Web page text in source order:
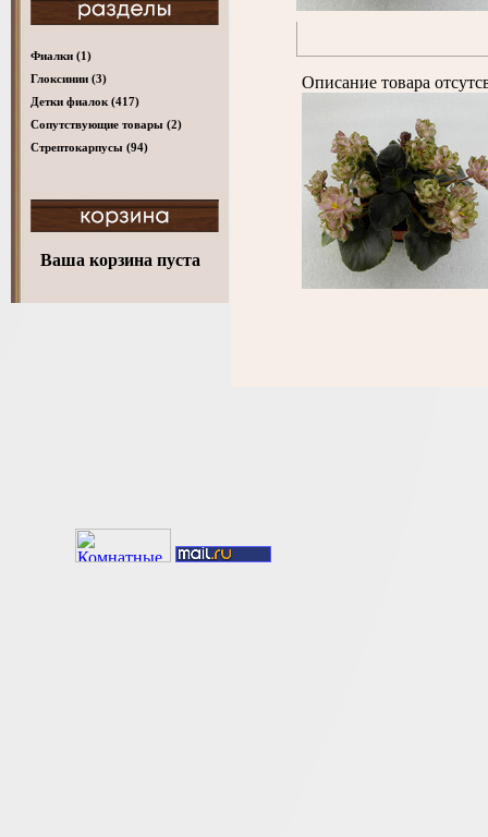
Фиалки (1)
Глоксинии (3)
Детки фиалок (417)
Cопутствующие товары (2)
Стрептокарпусы (94)
Ваша корзина пуста
Описание товара